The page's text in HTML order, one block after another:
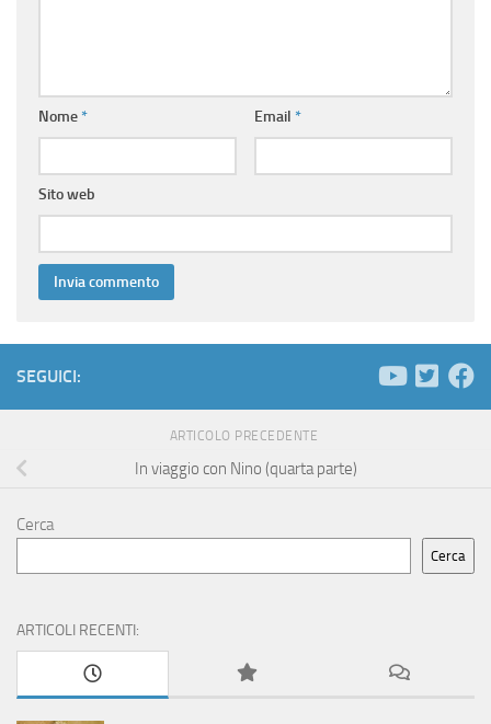
Nome* Email *
Sito web
SEGUICI:
ARTICOLO PRECEDENTE
In viaggio con Nino (quarta parte)
Cerca
Cerca
ARTICOLI RECENTI: